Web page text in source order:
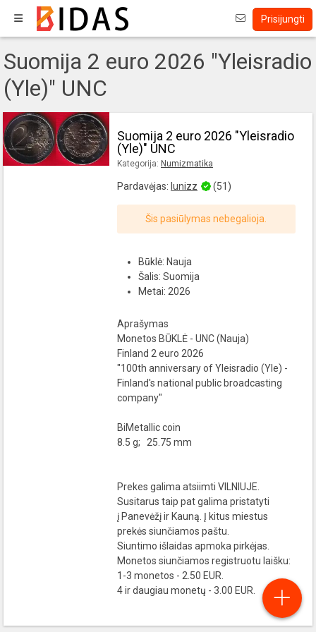
Prisijungti
Suomija 2 euro 2026 "Yleisradio
(Yle)" UNC
Suomija 2 euro 2026 "Yleisradio
(Yle)" UNC
Kategorija: Numizmatika
Pardavėjas: lunizz (51)
Šis pasiūlymas nebegalioja.
Būklė: Nauja
Šalis: Suomija
Metai: 2026
Aprašymas
Monetos BŪKLĖ - UNC (Nauja)
Finland 2 euro 2026
"100th anniversary of Yleisradio (Yle) -
Finland's national public broadcasting
company"
BiMetallic coin
8.5 g; 25.75 mm
Prekes galima atsiimti VILNIUJE.
Susitarus taip pat galima pristatyti
į Panevėžį ir Kauną. Į kitus miestus
prekės siunčiamos paštu.
Siuntimo išlaidas apmoka pirkėjas.
Monetos siunčiamos registruotu laišku:
1-3 monetos - 2.50 EUR.
4 ir daugiau monetų - 3.00 EUR.